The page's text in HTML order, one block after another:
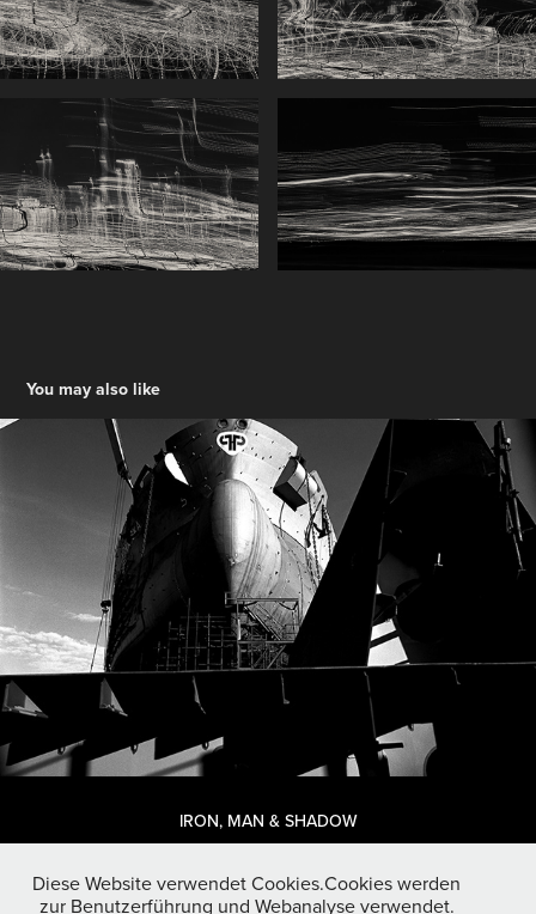
You may also like
IRON, MAN & SHADOW
Diese Website verwendet Cookies.Cookies werden
zur Benutzerführung und Webanalyse verwendet.